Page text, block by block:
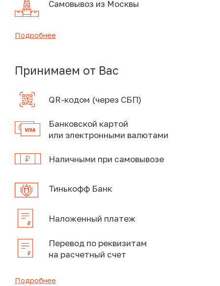
Самовывоз из Москвы
Подробнее
Принимаем от Вас
QR-кодом (через СБП)
Банковской картой
или электронными валютами
Наличными при самовывозе
Тинькофф Банк
Наложенный платеж
Перевод по реквизитам
на расчетный счет
Подробнее